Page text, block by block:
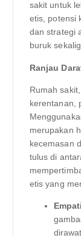
sakit untuk
etis, potensi
dan strategi
buruk
Ranjau
Rumah
kerentanan,
merupakan
kecemasan
tulus di
etis yang